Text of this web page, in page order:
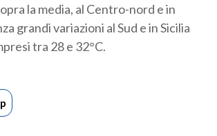
la media, al Centro-nord e in
grandi variazioni al Sud e in Sicilia
tra 28 e 32°C.